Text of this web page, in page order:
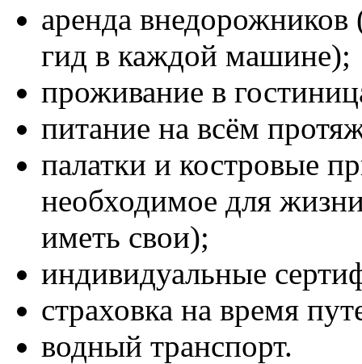
аренда внедорожников
гид в каждой машине);
проживание в
питание на всём
палатки и костровые
необходимое для
иметь свои);
индивидуальные
страховка на время
водный транспорт.